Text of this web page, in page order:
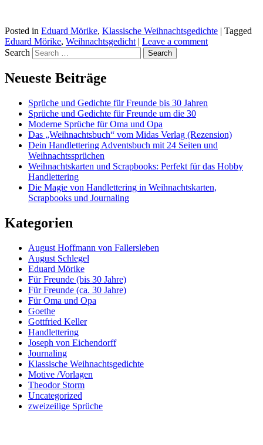
Posted in Eduard Mörike, Klassische Weihnachtsgedichte | Tagged
Eduard Mörike, Weihnachtsgedicht | Leave a comment
Search
Neueste Beiträge
Sprüche und Gedichte für Freunde bis 30 Jahren
Sprüche und Gedichte für Freunde um die 30
Moderne Sprüche für Oma und Opa
Das „Weihnachtsbuch“ vom Midas Verlag (Rezension)
Dein Handlettering Adventsbuch mit 24 Seiten und
Weihnachtssprüchen
Weihnachtskarten und Scrapbooks: Perfekt für das Hobby
Handlettering
Die Magie von Handlettering in Weihnachtskarten,
Scrapbooks und Journaling
Kategorien
August Hoffmann von Fallersleben
August Schlegel
Eduard Mörike
Für Freunde (bis 30 Jahre)
Für Freunde (ca. 30 Jahre)
Für Oma und Opa
Goethe
Gottfried Keller
Handlettering
Joseph von Eichendorff
Journaling
Klassische Weihnachtsgedichte
Motive /Vorlagen
Theodor Storm
Uncategorized
zweizeilige Sprüche